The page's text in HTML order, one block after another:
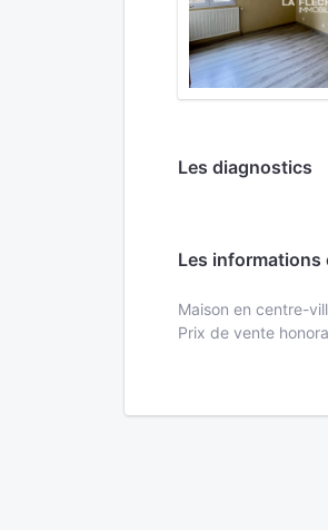
Les diagnostics
Les informations
Maison en centre-
Prix de vente